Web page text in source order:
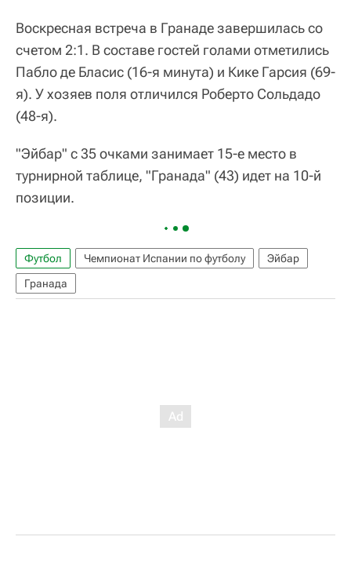
Воскресная встреча в Гранаде завершилась со
счетом 2:1. В составе гостей голами отметились
Пабло де Бласис (16-я минута) и Кике Гарсия (69-
я). У хозяев поля отличился Роберто Сольдадо
(48-я).
"Эйбар" с 35 очками занимает 15-е место в
турнирной таблице, "Гранада" (43) идет на 10-й
позиции.
Футбол Чемпионат Испании по футболу
Эйбар
Гранада